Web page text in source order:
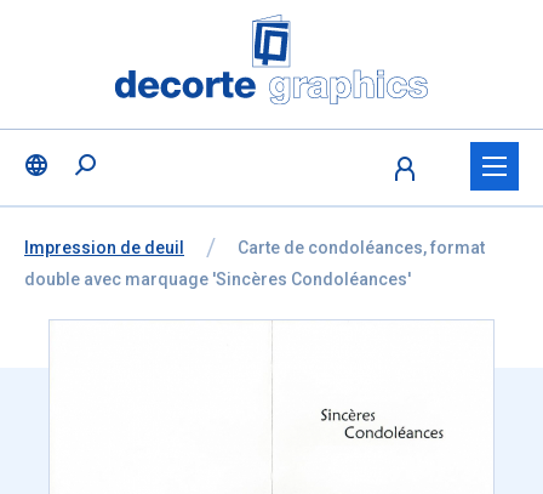
Fratello DEMO
Vous êtes ici:
de
Impression de deuil
Carte de condoléances, format
double avec marquage 'Sincères Condoléances'